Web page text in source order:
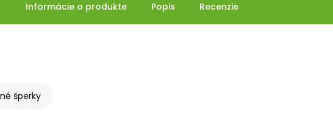
Informácie o produkte Popis Recenzie
šperky